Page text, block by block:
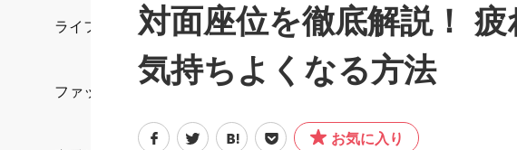
ライフスタイル
ファッション
対面座位を徹底解説！
気持ちよくなる方法
お気に入り